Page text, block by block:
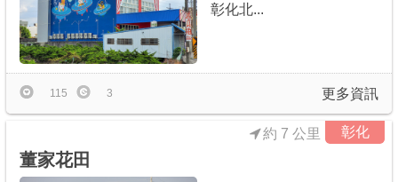
彰化北...
更多資訊
115 3
彰化
約 7 公里
董家花田